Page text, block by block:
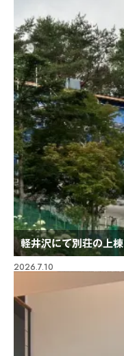
軽井沢にて別荘の上棟
2026.7.10